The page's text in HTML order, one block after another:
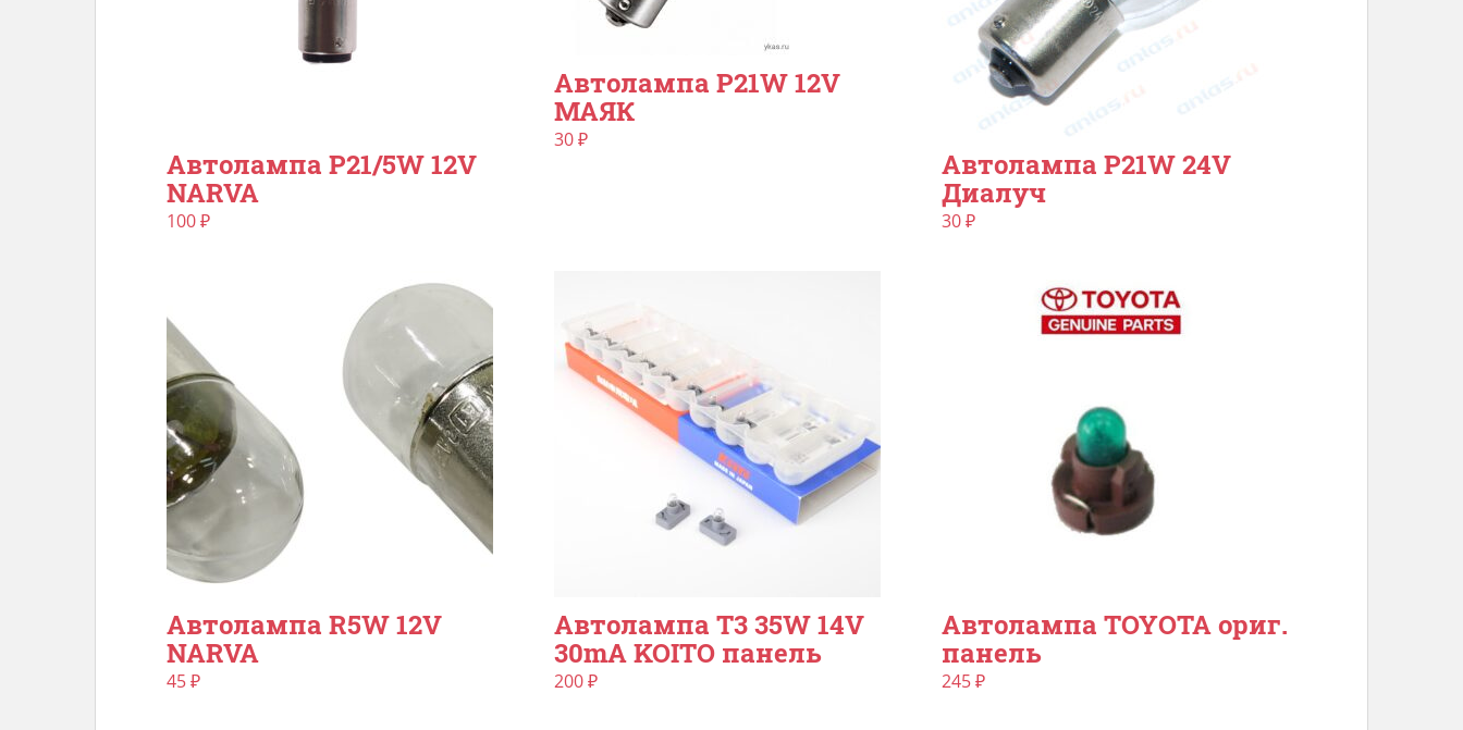
Автолампа P21/5W 12V
NARVA
100₽
Автолампа P21W 12V
МАЯК
30₽
Автолампа P21W 24V
Диалуч
30₽
Автолампа R5W 12V
NARVA
45₽
Автолампа T3 35W 14V
30mA KOITO панель
200₽
Автолампа TOYOTA ориг.
панель
245₽